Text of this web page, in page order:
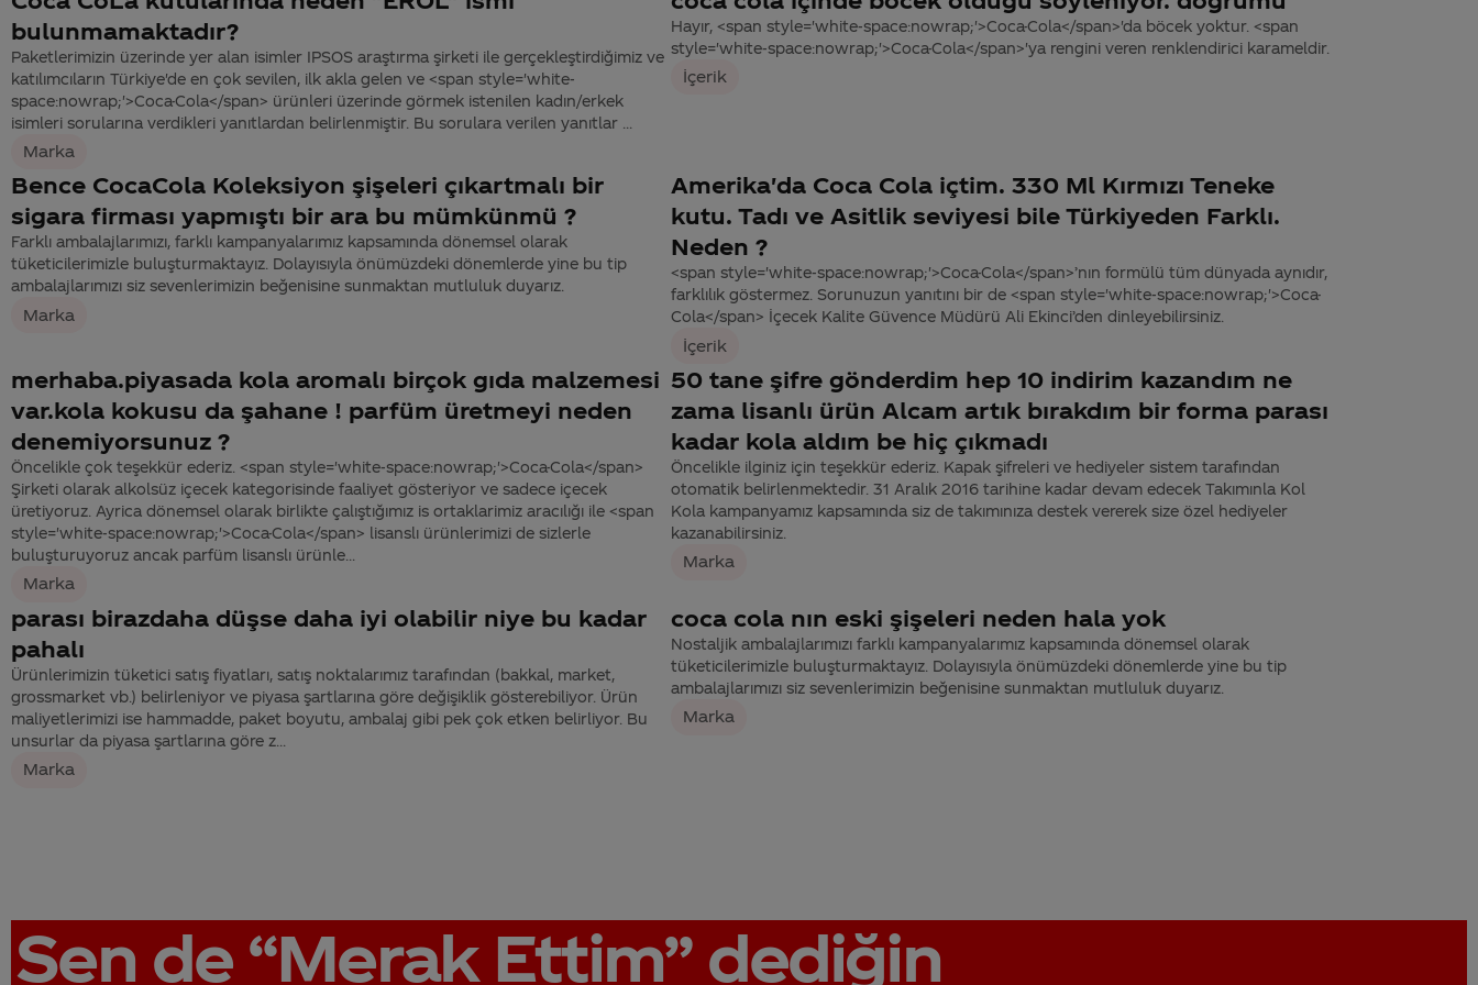
bulunmamaktadır?
Paketlerimizin üzerinde yer alan isimler IPSOS araştırma şirketi ile gerçekleştirdiğimiz ve
katılımcıların Türkiye'de en çok sevilen, ilk akla gelen ve <span style='white-
space:nowrap;'>Coca-Cola</span> ürünleri üzerinde görmek istenilen kadın/erkek
isimleri sorularına verdikleri yanıtlardan belirlenmiştir. Bu sorulara verilen yanıtlar ...
Marka
Hayır, <span style='white-space:nowrap;'>Coca-Cola</span>'da böcek yoktur. <span
style='white-space:nowrap;'>Coca-Cola</span>'ya rengini veren renklendirici karameldir.
İçerik
Bence CocaCola Koleksiyon şişeleri çıkartmalı bir
sigara firması yapmıştı bir ara bu mümkünmü ?
Farklı ambalajlarımızı, farklı kampanyalarımız kapsamında dönemsel olarak
tüketicilerimizle buluşturmaktayız. Dolayısıyla önümüzdeki dönemlerde yine bu tip
ambalajlarımızı siz sevenlerimizin beğenisine sunmaktan mutluluk duyarız.
Marka
Amerika'da Coca Cola içtim. 330 Ml Kırmızı Teneke
kutu. Tadı ve Asitlik seviyesi bile Türkiyeden Farklı.
Neden ?
<span style='white-space:nowrap;'>Coca-Cola</span>’nın formülü tüm dünyada aynıdır,
farklılık göstermez. Sorunuzun yanıtını bir de <span style='white-space:nowrap;'>Coca-
Cola</span> İçecek Kalite Güvence Müdürü Ali Ekinci’den dinleyebilirsiniz.
İçerik
merhaba.piyasada kola aromalı birçok gıda malzemesi
var.kola kokusu da şahane ! parfüm üretmeyi neden
denemiyorsunuz ?
Öncelikle çok teşekkür ederiz. <span style='white-space:nowrap;'>Coca-Cola</span>
Şirketi olarak alkolsüz içecek kategorisinde faaliyet gösteriyor ve sadece içecek
üretiyoruz. Ayrica dönemsel olarak birlikte çalıştığımız is ortaklarimiz aracılığı ile <span
style='white-space:nowrap;'>Coca-Cola</span> lisanslı ürünlerimizi de sizlerle
buluşturuyoruz ancak parfüm lisanslı ürünle...
Marka
50 tane şifre gönderdim hep 10 indirim kazandım ne
zama lisanlı ürün Alcam artık bırakdım bir forma parası
kadar kola aldım be hiç çıkmadı
Öncelikle ilginiz için teşekkür ederiz. Kapak şifreleri ve hediyeler sistem tarafından
otomatik belirlenmektedir. 31 Aralık 2016 tarihine kadar devam edecek Takımınla Kol
Kola kampanyamız kapsamında siz de takımınıza destek vererek size özel hediyeler
kazanabilirsiniz.
Marka
parası birazdaha düşse daha iyi olabilir niye bu kadar
pahalı
Ürünlerimizin tüketici satış fiyatları, satış noktalarımız tarafından (bakkal, market,
grossmarket vb.) belirleniyor ve piyasa şartlarına göre değişiklik gösterebiliyor. Ürün
maliyetlerimizi ise hammadde, paket boyutu, ambalaj gibi pek çok etken belirliyor. Bu
unsurlar da piyasa şartlarına göre z...
Marka
coca cola nın eski şişeleri neden hala yok
Nostaljik ambalajlarımızı farklı kampanyalarımız kapsamında dönemsel olarak
tüketicilerimizle buluşturmaktayız. Dolayısıyla önümüzdeki dönemlerde yine bu tip
ambalajlarımızı siz sevenlerimizin beğenisine sunmaktan mutluluk duyarız.
Marka
Sen de “Merak Ettim”dediğin